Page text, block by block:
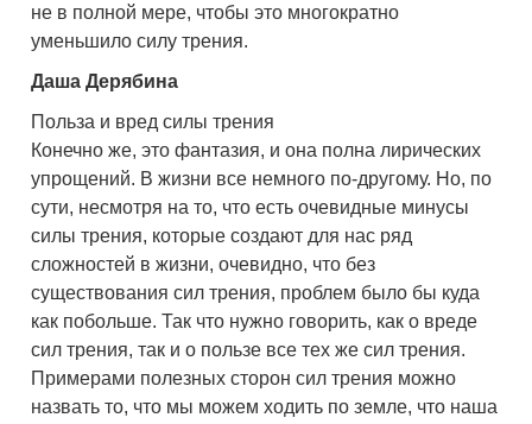
не в полной мере, чтобы это многократно
уменьшило силу трения.
Даша Дерябина
Польза и вред силы трения
Конечно же, это фантазия, и она полна лирических
упрощений. В жизни все немного по-другому. Но, по
сути, несмотря на то, что есть очевидные минусы
силы трения, которые создают для нас ряд
сложностей в жизни, очевидно, что без
существования сил трения, проблем было бы куда
как побольше. Так что нужно говорить, как о вреде
сил трения, так и о пользе все тех же сил трения.
Примерами полезных сторон сил трения можно
назвать то, что мы можем ходить по земле, что наша